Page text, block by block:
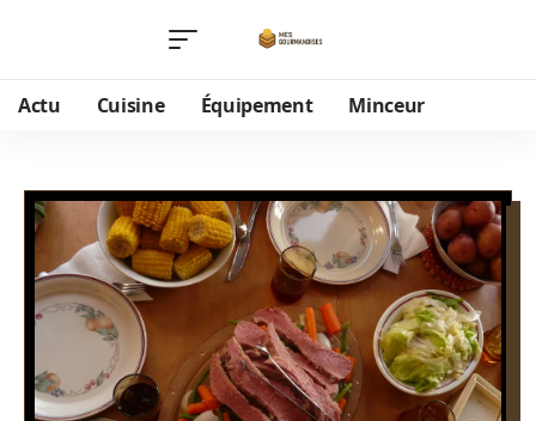
Actu Cuisine Équipement Minceur